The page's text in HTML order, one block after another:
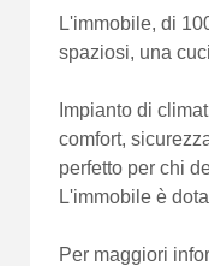
L'immobile, di
spaziosi, una
Impianto di
comfort,
perfetto per chi
L'immobile è
Per maggiori